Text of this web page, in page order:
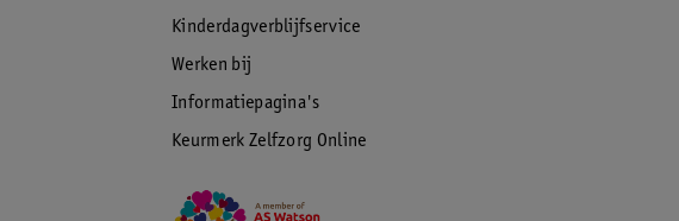
Kinderdagverblijfservice
Werken bij
Informatiepagina's
Keurmerk Zelfzorg Online